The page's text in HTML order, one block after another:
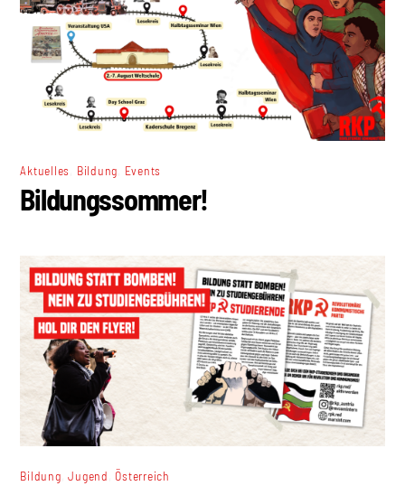
Aktuelles Bildung Events
Bildungssommer!
Bildung ,Jugend Österreich